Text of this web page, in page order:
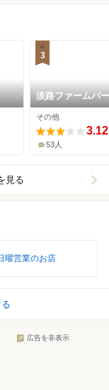
3
淡路ファームパ
ングランドの丘
その他
3.12
53人
見る
曜営業のお店
広告を非表示